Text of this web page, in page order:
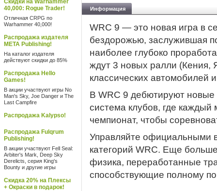
Скидки на Warhammer
40,000: Rogue Trader!
Отличная CRPG по
Warhammer 40,000!
Распродажа издателя
META Publishing!
На каталог издателя
действуют скидки до 85%
Распродажа Hello
Games!
В акции участвуют игры No
Man's Sky, Joe Danger и The
Last Campfire
Распродажа Kalypso!
Распродажа Fulqrum
Publishing!
В акции участвуют Fell Seal:
Arbiter's Mark, Deep Sky
Derelicts, серия King's
Bounty и другие игры
Скидка 20% на Плексы
+ Окраски в подарок!
Информация
WRC 9 — это новая игра в
бездорожью, заслужившая
наиболее глубоко
ждут 3 новых ралли (Кения,
классических автомобилей
В WRC 9 дебютируют
система клубов, где
чемпионат, чтобы
Управляйте официальными
категорий WRC. Еще
физика, переработанные
способствующие полному